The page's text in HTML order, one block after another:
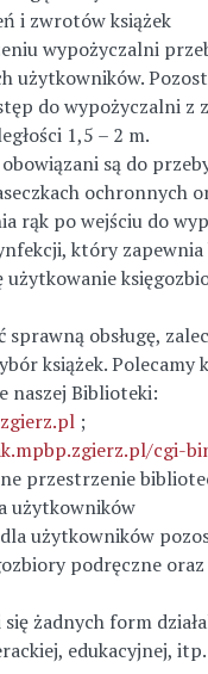
i zwrotów książek
wypożyczalni
użytkowników.
do wypożyczalni z
1,5 – 2 m.
są do
ochronnych
rąk po wejściu do
który
użytkowanie
sprawną obsługę,
książek. Polecamy
naszej Biblioteki:
;
cgi-
przestrzenie
użytkowników
użytkowników
podręczne
żadnych form
edukacyjnej, itp.